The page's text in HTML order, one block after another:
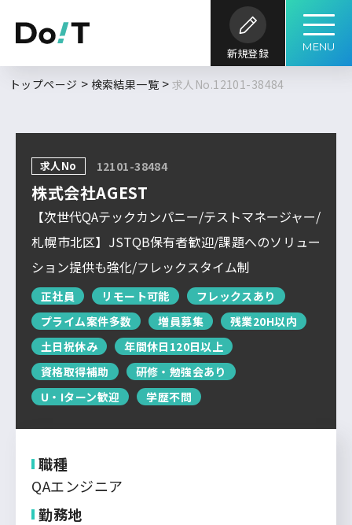
新規登録 MENU
DoITについて
サービス概要 求人特集 よくあるご質問
運営会社について
企業担当者の方へ
お問い合わせ
求人を探す
新着求人一覧
検索履歴はありません。
勤務地 職種 開発内容
言語 キーワード
フルリモート
北海道
東北
関東
北信越
東海
関西
中国・四国
九州・沖縄
トップページ 検索結果一覧 求人No.12101-38484
求人No 12101-38484
株式会社AGEST
【次世代QAテックカンパニー/テストマネージャー/
札幌市北区】JSTQB保有者歓迎/課題へのソリュー
ション提供も強化/フレックスタイム制
正社員 リモート可能
フレックスあり
プライム案件多数
増員募集
残業20H以内
土日祝休み
年間休日120日以上
資格取得補助
研修・勉強会あり
U・Iターン歓迎
学歴不問
職種
QAエンジニア
勤務地